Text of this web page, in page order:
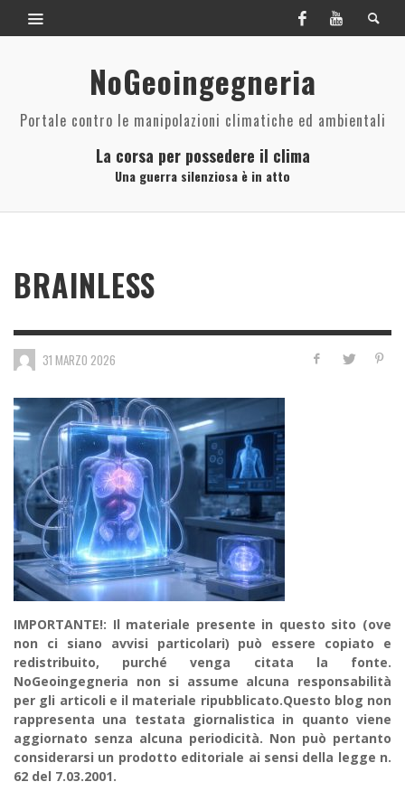
NoGeoingegneria
Portale contro le manipolazioni climatiche ed ambientali
La corsa per possedere il clima
Una guerra silenziosa è in atto
BRAINLESS
31 MARZO 2026
IMPORTANTE!: Il materiale presente in questo sito (ove
non ci siano avvisi particolari) può essere copiato e
redistribuito, purché venga citata la fonte.
NoGeoingegneria non si assume alcuna responsabilità
per gli articoli e il materiale ripubblicato.Questo blog non
rappresenta una testata giornalistica in quanto viene
aggiornato senza alcuna periodicità. Non può pertanto
considerarsi un prodotto editoriale ai sensi della legge n.
62 del 7.03.2001.